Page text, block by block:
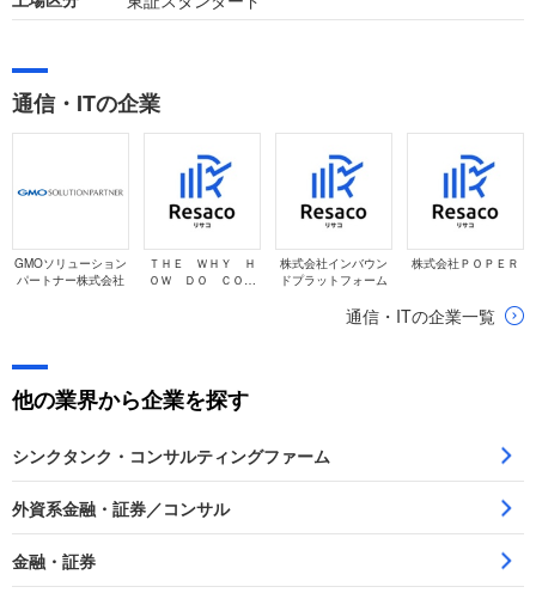
通信・ITの企業
GMOソリューション
パートナー株式会社
ＴＨＥ ＷＨＹ Ｈ
ＯＷ ＤＯ ＣＯＭ
株式会社インバウン
ドプラットフォーム
株式会社ＰＯＰＥＲ
通信・ITの企業一覧
他の業界から企業を探す
シンクタンク・コンサルティングファーム
外資系金融・証券／コンサル
金融・証券